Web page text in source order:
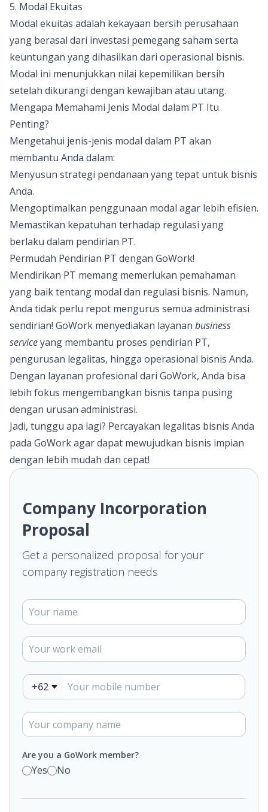
5. Modal Ekuitas
Modal ekuitas adalah kekayaan bersih perusahaan
yang berasal dari investasi pemegang saham serta
keuntungan yang dihasilkan dari operasional bisnis.
Modal ini menunjukkan nilai kepemilikan bersih
setelah dikurangi dengan kewajiban atau utang.
Mengapa Memahami Jenis Modal dalam PT Itu
Penting?
Mengetahui jenis-jenis modal dalam PT akan
membantu Anda dalam:
Menyusun strategi pendanaan yang tepat untuk bisnis
Anda.
Mengoptimalkan penggunaan modal agar lebih efisien.
Memastikan kepatuhan terhadap regulasi yang
berlaku dalam pendirian PT.
Permudah Pendirian PT dengan GoWork!
Mendirikan PT memang memerlukan pemahaman
yang baik tentang modal dan regulasi bisnis. Namun,
Anda tidak perlu repot mengurus semua administrasi
sendirian! GoWork menyediakan layanan business
serviceyang membantu proses pendirian PT,
pengurusan legalitas, hingga operasional bisnis Anda.
Dengan layanan profesional dari GoWork, Anda bisa
lebih fokus mengembangkan bisnis tanpa pusing
dengan urusan administrasi.
Jadi, tunggu apa lagi? Percayakan legalitas bisnis Anda
pada GoWork agar dapat mewujudkan bisnis impian
dengan lebih mudah dan cepat!
Company Incorporation
Proposal
Get a personalized proposal for your
company registration needs
+62
Are you a GoWork member?
Yes No